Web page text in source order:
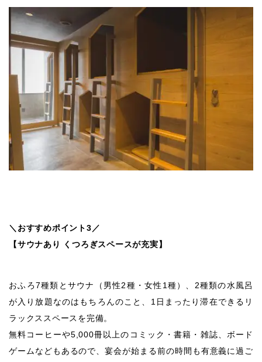
＼おすすめポイント3／
【サウナあり くつろぎスペースが充実】
おふろ7種類とサウナ（男性2種・女性1種）、2種類の水風呂
が入り放題なのはもちろんのこと、1日まったり滞在できるリ
ラックススペースを完備。
無料コーヒーや5,000冊以上のコミック・書籍・雑誌、ボード
ゲームなどもあるので、宴会が始まる前の時間も有意義に過ご